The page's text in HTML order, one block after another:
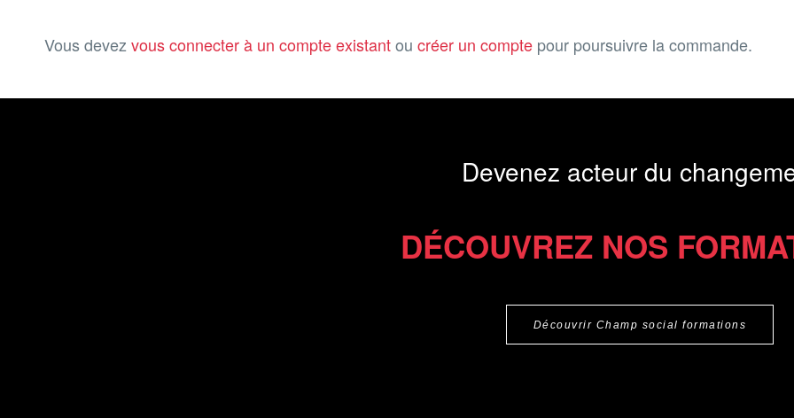
Vous devezvous connecter à un compte existantou créer un compte pour poursuivre la commande.
Devenez acteur du
DÉCOUVREZ NOS
Découvrir Champ social formations